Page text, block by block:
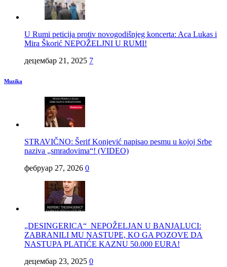
U Rumi peticija protiv novogodišnjeg koncerta: Aca Lukas i
Mira Škorić NEPOŽELJNI U RUMI!
децембар 21, 2025 7
Muzika
STRAVIČNO: Šerif Konjević napisao pesmu u kojoj Srbe
naziva „smradovima“! (VIDEO)
фебруар 27, 2026 0
„DESINGERICA“ NEPOŽELJAN U BANJALUCI:
ZABRANILI MU NASTUPE, KO GA POZOVE DA
NASTUPA PLATIĆE KAZNU 50.000 EURA!
децембар 23, 2025 0